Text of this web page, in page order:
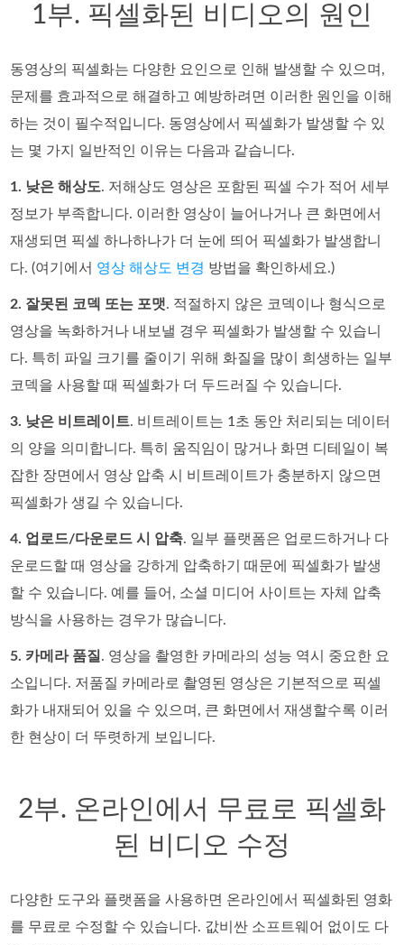
1부. 픽셀화된 비디오의 원인
동영상의 픽셀화는 다양한 요인으로 인해 발생할 수 있으며,
문제를 효과적으로 해결하고 예방하려면 이러한 원인을 이해
하는 것이 필수적입니다. 동영상에서 픽셀화가 발생할 수 있
는 몇 가지 일반적인 이유는 다음과 같습니다.
1. 낮은 해상도. 저해상도 영상은 포함된 픽셀 수가 적어 세부
정보가 부족합니다. 이러한 영상이 늘어나거나 큰 화면에서
재생되면 픽셀 하나하나가 더 눈에 띄어 픽셀화가 발생합니
다. (여기에서 영상 해상도 변경 방법을 확인하세요.)
2. 잘못된 코덱 또는 포맷. 적절하지 않은 코덱이나 형식으로
영상을 녹화하거나 내보낼 경우 픽셀화가 발생할 수 있습니
다. 특히 파일 크기를 줄이기 위해 화질을 많이 희생하는 일부
코덱을 사용할 때 픽셀화가 더 두드러질 수 있습니다.
3. 낮은 비트레이트. 비트레이트는 1초 동안 처리되는 데이터
의 양을 의미합니다. 특히 움직임이 많거나 화면 디테일이 복
잡한 장면에서 영상 압축 시 비트레이트가 충분하지 않으면
픽셀화가 생길 수 있습니다.
4. 업로드/다운로드 시 압축. 일부 플랫폼은 업로드하거나 다
운로드할 때 영상을 강하게 압축하기 때문에 픽셀화가 발생
할 수 있습니다. 예를 들어, 소셜 미디어 사이트는 자체 압축
방식을 사용하는 경우가 많습니다.
5. 카메라 품질 . 영상을 촬영한 카메라의 성능 역시 중요한 요
소입니다. 저품질 카메라로 촬영된 영상은 기본적으로 픽셀
화가 내재되어 있을 수 있으며, 큰 화면에서 재생할수록 이러
한 현상이 더 뚜렷하게 보입니다.
2부. 온라인에서 무료로 픽셀화
된 비디오 수정
다양한 도구와 플랫폼을 사용하면 온라인에서 픽셀화된 영화
를 무료로 수정할 수 있습니다. 값비싼 소프트웨어 없이도 다